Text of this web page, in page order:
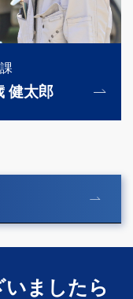
健太郎
ましたら